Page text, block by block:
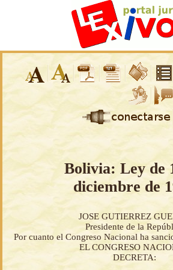
Bolivia: Ley de
diciembre de
JOSE GUTIERREZ
Presidente de la
Por cuanto el Congreso Nacional ha
EL CONGRESO
DECRETA: